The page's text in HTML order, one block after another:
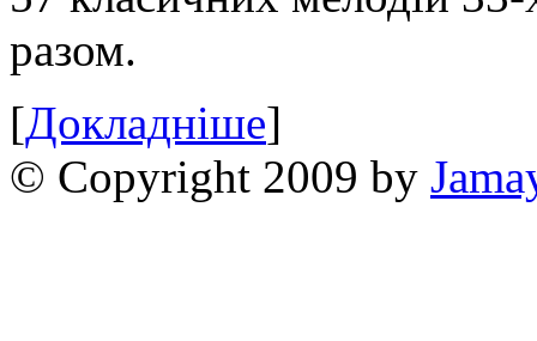
разом.
[Докладніше]
© Copyright 2009 by